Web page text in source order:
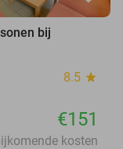
bij
8.5 star
€151
kosten